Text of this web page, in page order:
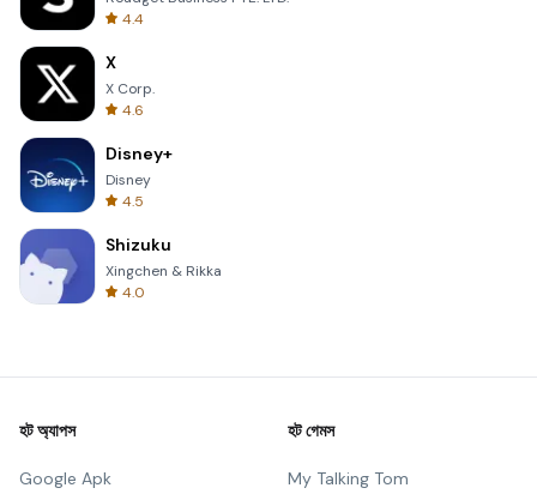
4.4
X
X Corp.
4.6
Disney+
Disney
4.5
Shizuku
Xingchen & Rikka
4.0
হট অ্যাপস
Google Apk
হট গেমস
My Talking Tom